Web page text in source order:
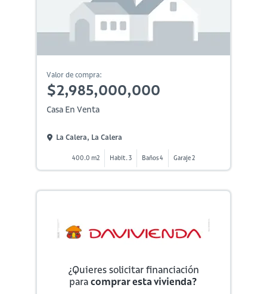
Valor de compra:
$2,985,000,000
Casa En Venta
La Calera, La Calera
400.0 m2 Habit. 3 Baños 4 Garaje 2
¿Quieres solicitar financiación
paracomprar esta vivienda?